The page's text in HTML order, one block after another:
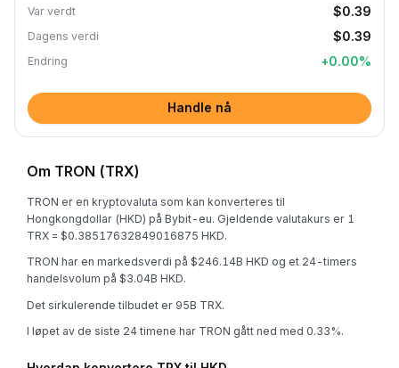
Var verdt $0.39
Dagens verdi $0.39
Endring +0.00%
Handle nå
Om TRON (TRX)
TRON er en kryptovaluta som kan konverteres til
Hongkongdollar (HKD) på Bybit-eu. Gjeldende valutakurs er 1
TRX = $0.38517632849016875 HKD.
TRON har en markedsverdi på $246.14B HKD og et 24-timers
handelsvolum på $3.04B HKD.
Det sirkulerende tilbudet er 95B TRX.
I løpet av de siste 24 timene har TRON gått ned med 0.33%.